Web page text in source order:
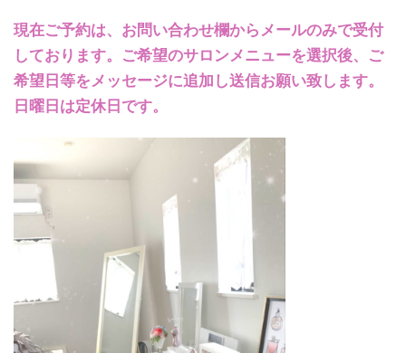
現在ご予約は、お問い合わせ欄からメールのみで受付
しております。ご希望のサロンメニューを選択後、ご
希望日等をメッセージに追加し送信お願い致します。
日曜日は定休日です。